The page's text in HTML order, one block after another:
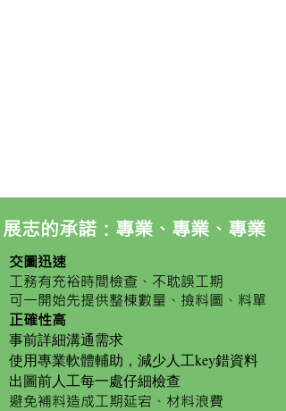
展志的承諾：專業、專業、專業
交圖迅速
工務有充裕時間檢查、不耽誤工期
可​一開始先提供整棟數量、撿料圖、料單
正確性高
事前詳細溝通需求
使用專業軟體輔助，減少人工key錯資料
出圖前人工每一處仔細檢查
避免補料造成工期延宕 、 材料浪費